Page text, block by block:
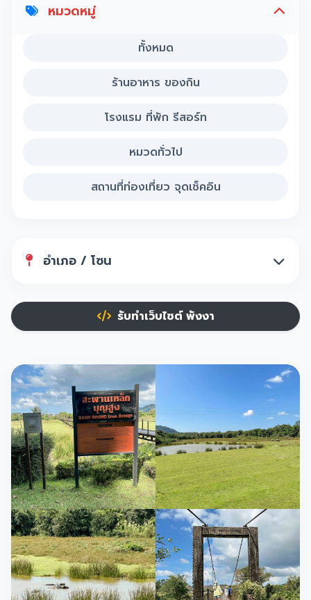
หมวดหมู่
ทั้งหมด
ร้านอาหาร ของกิน
โรงแรม ที่พัก รีสอร์ท
หมวดทั่วไป
สถานที่ท่องเที่ยว จุดเช็คอิน
อำเภอ / โซน
รับทำเว็บไซต์ พังงา